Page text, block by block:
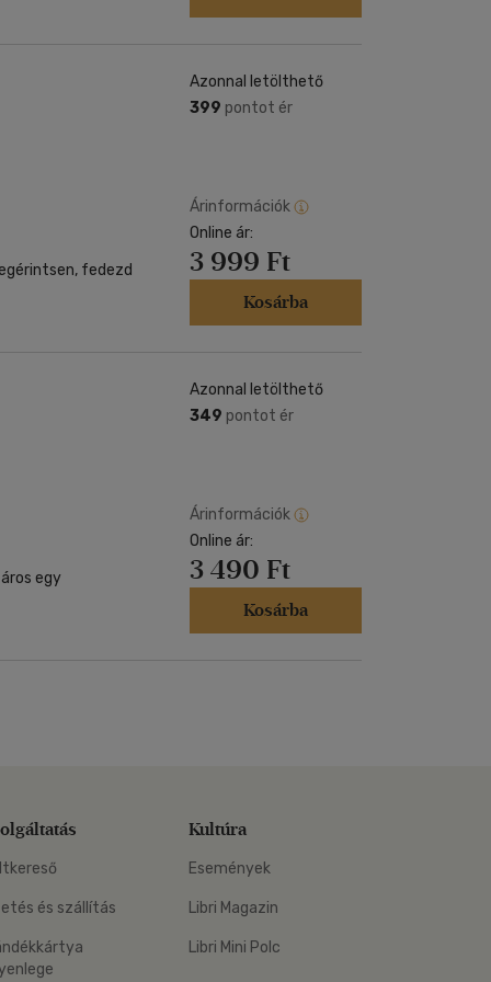
fedezd
Azonnal letölthető
399 pontot ér
Árinformációk
Online ár:
3 999 Ft
Kosárba
egy
Azonnal letölthető
349 pontot ér
Árinformációk
Online ár:
3 490 Ft
Kosárba
és szállítás
Kultúra
Események
Libri Magazin
Libri Mini Polc